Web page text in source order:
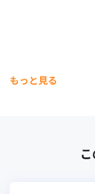
我々にお会い頂けれ
・ネットワークセ
もっと見る